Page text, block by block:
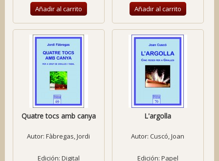
Añadir al carrito Añadir al carrito
Quatre tocs amb canya
Autor:Fàbregas, Jordi
Edición: Digital
L'argolla
Autor:Cuscó, Joan
Edición: Papel